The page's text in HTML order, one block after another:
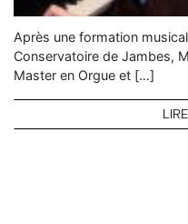
Après une formation
Conservatoire de Jambes,
Master en Orgue et […]